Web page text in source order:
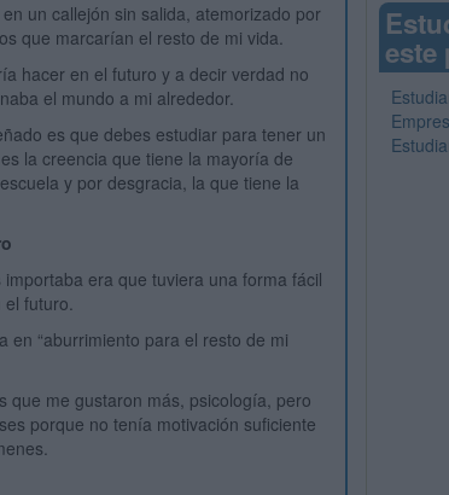
un callejón sin salida, atemorizado por
que marcarían el resto de mi vida.
hacer en el futuro y a decir verdad no
el mundo a mi alrededor.
es que debes estudiar para tener un
la creencia que tiene la mayoría de
y por desgracia, la que tiene la
era que tuviera una forma fácil
el futuro.
en “aburrimiento para el resto de mi
que me gustaron más, psicología, pero
porque no tenía motivación suficiente
este